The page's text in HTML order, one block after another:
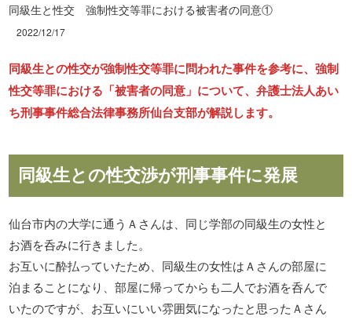
同級生と性交 強制性交等罪における被害者の同意①
2022/12/17
同級生との性交が強制性交等罪に問われた事件を参考に、強制
性交等罪における「被害者の同意」について、弁護士法人あい
ち刑事事件総合法律事務所仙台支部が解説します。
同級生との性交渉が刑事事件に発展
仙台市内の大学に通うＡさんは、同じ学部の同級生の女性と
お酒を呑みに行きました。
お互いに酔払っていたため、同級生の女性はＡさんの部屋に
泊まることになり、部屋に帰ってからも二人でお酒を呑んで
いたのですが、お互いにいい雰囲気になったと思ったＡさん